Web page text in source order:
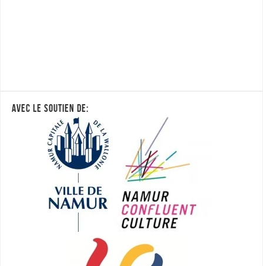
AVEC LE SOUTIEN DE: